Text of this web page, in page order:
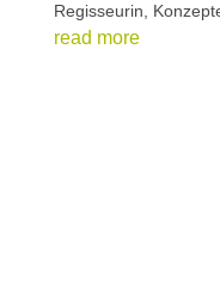
Regisseurin,
read more